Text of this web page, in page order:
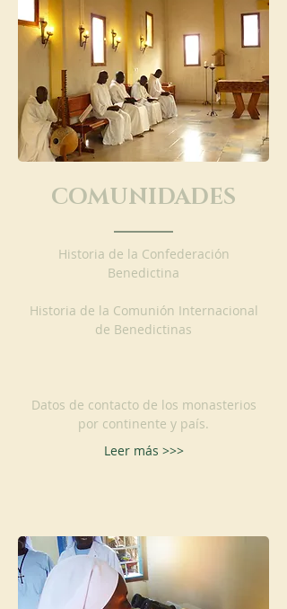
COMUNIDADES
Historia de la Confederación
Benedictina
Historia de la Comunión Internacional
de Benedictinas
Datos de contacto de los monasterios
por continente y país.
Leer más >>>